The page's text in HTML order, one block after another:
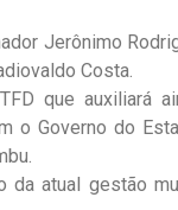
Jerônimo
Costa.
que auxiliará
o Governo do
atual gestão